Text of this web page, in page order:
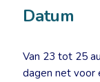
Datum
Van 23 tot 25
dagen net voor